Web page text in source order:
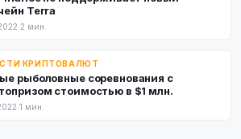
Terra
·2 мин.
КРИПТОВАЛЮТ
рыболовные соревнования с
стоимостью в $1 млн.
·1 мин.